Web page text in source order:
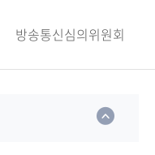
방송통신심의위원회